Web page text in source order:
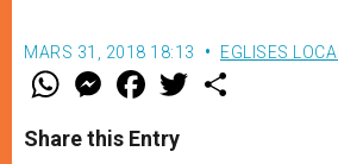
MARS 31, 2018 18:13 EGLISES
W
t
s
M
e
s
e
F
a
e
b
w
Share this Entry